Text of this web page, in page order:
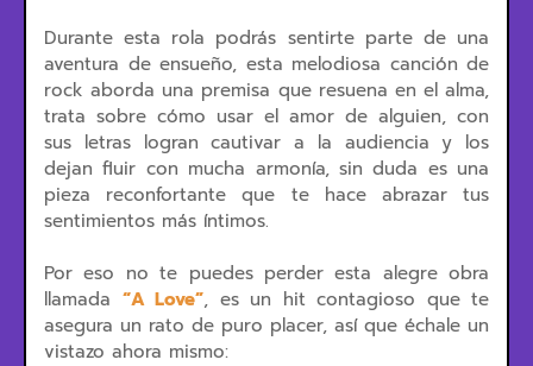
Durante esta rola podrás sentirte parte de una
aventura de ensueño, esta melodiosa canción de
rock aborda una premisa que resuena en el alma,
trata sobre cómo usar el amor de alguien, con
sus letras logran cautivar a la audiencia y los
dejan fluir con mucha armonía, sin duda es una
pieza reconfortante que te hace abrazar tus
sentimientos más íntimos.
Por eso no te puedes perder esta alegre obra
llamada “A Love”, es un hit contagioso que te
asegura un rato de puro placer, así que échale un
vistazo ahora mismo: